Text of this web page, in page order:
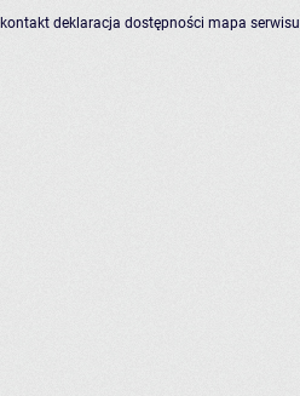
kontakt deklaracja dostępności mapa serwisu